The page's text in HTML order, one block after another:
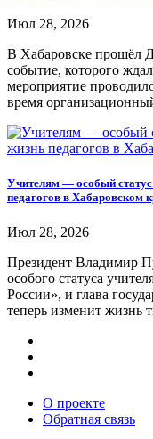
Июл 28, 2026
В Хабаровске прошёл
событие, которого
мероприятие
время
Учителям — особый
педагогов в Хабаровском
Июл 28, 2026
Президент Владимир
особого статуса
России», и глава
теперь изменит жизнь
О проекте
Обратная связь